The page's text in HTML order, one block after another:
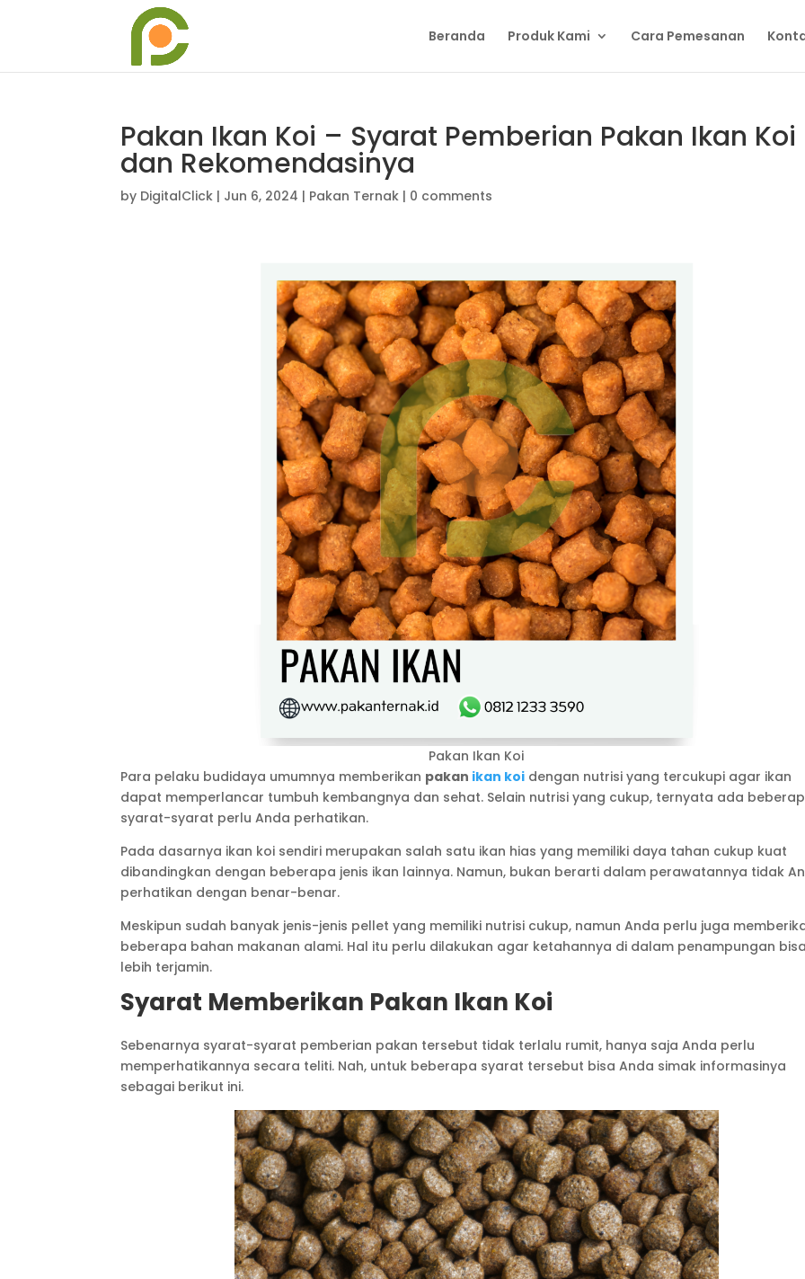
Beranda Produk Kami Cara Pemesanan
Pakan Ikan Koi – Syarat Pemberian Pakan Ikan Koi
dan Rekomendasinya
by DigitalClick | Jun 6, 2024 | Pakan Ternak | 0 comments
Pakan Ikan Koi
Para pelaku budidaya umumnya memberikan pakan ikan koi dengan nutrisi yang tercukupi agar ikan
dapat memperlancar tumbuh kembangnya dan sehat. Selain nutrisi yang cukup, ternyata ada
syarat-syarat perlu Anda perhatikan.
Pada dasarnya ikan koi sendiri merupakan salah satu ikan hias yang memiliki daya tahan cukup kuat
dibandingkan dengan beberapa jenis ikan lainnya. Namun, bukan berarti dalam perawatannya tidak
perhatikan dengan benar-benar.
Meskipun sudah banyak jenis-jenis pellet yang memiliki nutrisi cukup, namun Anda perlu juga
beberapa bahan makanan alami. Hal itu perlu dilakukan agar ketahannya di dalam penampungan bisa
lebih terjamin.
Syarat Memberikan Pakan Ikan Koi
Sebenarnya syarat-syarat pemberian pakan tersebut tidak terlalu rumit, hanya saja Anda perlu
memperhatikannya secara teliti. Nah, untuk beberapa syarat tersebut bisa Anda simak informasinya
sebagai berikut ini.